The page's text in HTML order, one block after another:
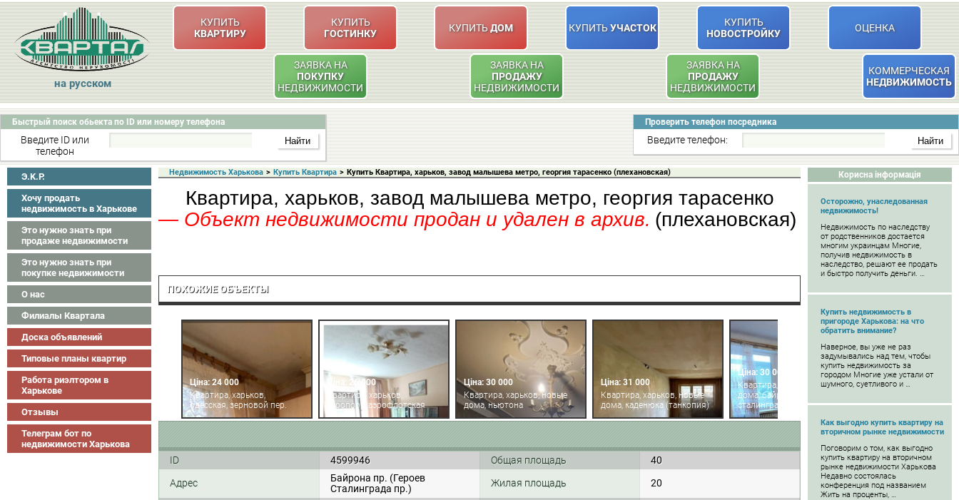
на русском
КУПИТЬ
КВАРТИРУ
КУПИТЬ
ГОСТИНКУ
КУПИТЬДОМ КУПИТЬУЧАСТОК
КУПИТЬ
НОВОСТРОЙКУ
ОЦЕНКА
ЗАЯВКА НА
ПОКУПКУ
НЕДВИЖИМОСТИ
ЗАЯВКА НА
ПРОДАЖУ
НЕДВИЖИМОСТИ
ЗАЯВКА НА
ПРОДАЖУ
НЕДВИЖИМОСТИ
КОММЕРЧЕСКАЯ
НЕДВИЖИМОСТЬ
Быстрый поиск обьекта по ID или номеру телефона
Введите ID или
телефон
Проверить телефон посредника
Введите телефон:
Э.K.P.
Хочу продать
недвижимость в Харькове
Это нужно знать при
продаже недвижимости
Это нужно знать при
покупке недвижимости
О нас
Филиалы Квартала
Доска объявлений
Типовые планы квартир
Работа риэлтором в
Харькове
Отзывы
Телеграм бот по
недвижимости Харькова
Корисна інформація
Осторожно, унаследованная
недвижимость!
Недвижимость по наследству
от родственников достается
многим украинцам Многие,
получив недвижимость в
наследство, решают ее продать
и быстро получить деньги. …
Купить недвижимость в
пригороде Харькова: на что
обратить внимание?
Наверное, вы уже не раз
задумывались над тем, чтобы
купить недвижимость за
городом Многие уже устали от
шумного, суетливого и …
Как выгодно купить квартиру на
вторичном рынке недвижимости
Поговорим о том, как выгодно
купить квартиру на вторичном
рынке недвижимости Харькова
Недавно состоялась
конференция под названием
Жить на проценты, …
Недвижимость Харькова > Купить Квартира > Купить Квартира, харьков, завод малышева метро, георгия тарасенко (плехановская)
Квартира, харьков, завод малышева метро, георгия тарасенко
(плехановская)
— Объект недвижимости продан и удален в архив.
ПОХОЖИЕ ОБЪЕКТЫ
Ціна: 24 000
Квартира, харьков,
одесская, зерновой пер.
Ціна: 26 000
Квартира, харьков,
аэропорт, аэрофлотская
Ціна: 30 000
Квартира, харьков, новые
дома, ньютона
Ціна: 31 000
Квартира, харьков, новые
дома, каденюка (танкопия)
Ціна: 30 000
Квартира, харьков, новые
дома, байрона пр. (героев
сталинграда пр.)
ID 4599946 Общая площадь
40
Адрес
Байрона пр. (Героев
Сталинграда пр.)
Жилая площадь 20